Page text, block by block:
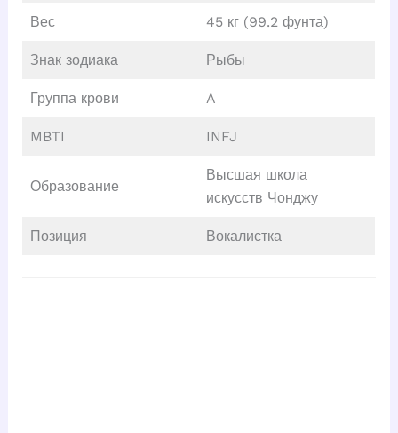
Вес 45 кг (99.2 фунта)
Знак зодиака Рыбы
Группа крови A
MBTI INFJ
Образование
Высшая школа
искусств Чонджу
Позиция Вокалистка